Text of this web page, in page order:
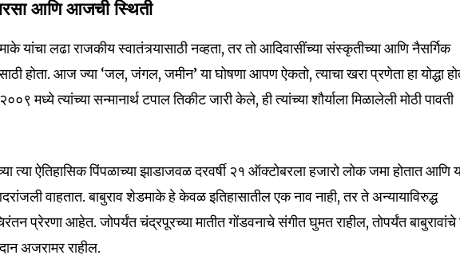
आणि आजची स्थिती
यांचा लढा राजकीय स्वातंत्र्यासाठी नव्हता, तर तो आदिवासींच्या संस्कृतीच्या आणि नैसर्गिक
होता. आज ज्या ‘जल, जंगल, जमीन’ या घोषणा आपण ऐकतो, त्याचा खरा प्रणेता हा योद्धा
मध्ये त्यांच्या सन्मानार्थ टपाल तिकीट जारी केले, ही त्यांच्या शौर्याला मिळालेली मोठी पावती
त्या ऐतिहासिक पिंपळाच्या झाडाजवळ दरवर्षी २१ ऑक्टोबरला हजारो लोक जमा होतात आणि
वाहतात. बाबुराव शेडमाके हे केवळ इतिहासातील एक नाव नाही, तर ते अन्यायाविरुद्ध
प्रेरणा आहेत. जोपर्यंत चंद्रपूरच्या मातीत गोंडवनाचे संगीत घुमत राहील, तोपर्यंत बाबुरावांचे
अजरामर राहील.